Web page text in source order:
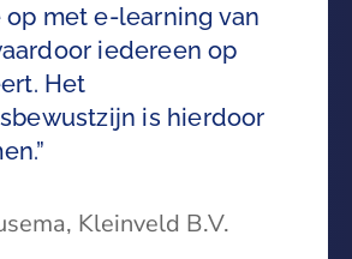
op met e-learning van
iedereen op
Het
is hierdoor
Kleinveld B.V.